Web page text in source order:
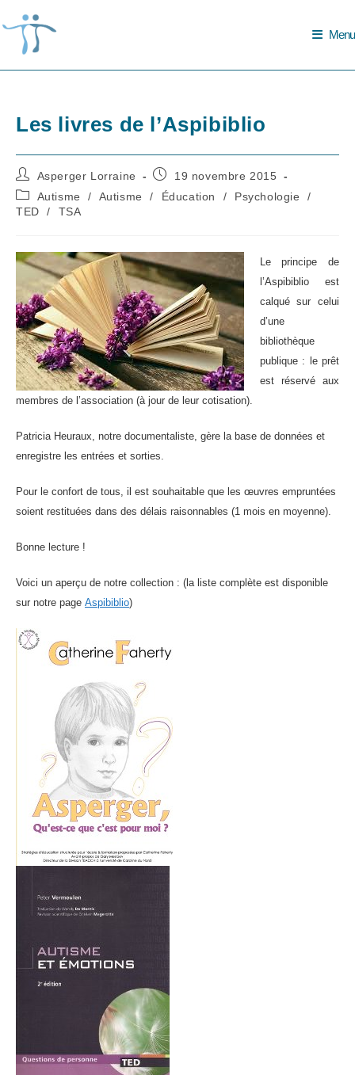
to
content
Menu
Les livres de l’Aspibiblio
Auteur/autrice
de
la
publication :
Asperger Lorraine
Publication
publiée :
19 novembre 2015
Post
category:
Autisme / Autisme / Éducation / Psychologie
/
TED
/ TSA
Le principe de
l’Aspibiblio est
calqué sur celui
d’une
bibliothèque
publique : le prêt
est réservé aux
membres de l’association (à jour de leur cotisation).
Patricia Heuraux, notre documentaliste, gère la base de données et
enregistre les entrées et sorties.
Pour le confort de tous, il est souhaitable que les œuvres empruntées
soient restituées dans des délais raisonnables (1 mois en moyenne).
Bonne lecture !
Voici un aperçu de notre collection : (la liste complète est disponible
sur notre page Aspibiblio)